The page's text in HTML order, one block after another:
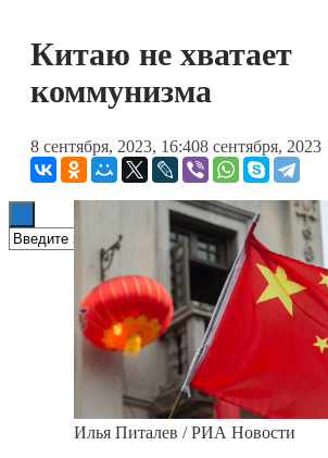
Книги
Китаю не хватает
коммунизма
8 сентября, 2023, 16:408 сентября, 2023
Илья Питалев / РИА Новости